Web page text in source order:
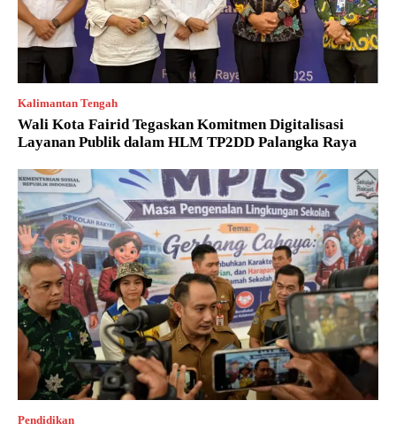
Kalimantan Tengah
Wali Kota Fairid Tegaskan Komitmen Digitalisasi
Layanan Publik dalam HLM TP2DD Palangka Raya
Pendidikan